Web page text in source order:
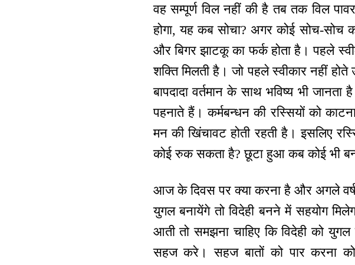
वह सम्पूर्ण विल नहीं की है तब तक विल
होगा, यह कब सोचा? अगर कोई सोच-
और बिगर झाटकू का फर्क होता है। पहले
शक्ति मिलती है। जो पहले स्वीकार नहीं होते
बापदादा वर्तमान के साथ भविष्य भी
पहनाते हैं। कर्मबन्धन की रस्सियों को
मन की खिंचावट होती रहती है। इसलिए
कोई रुक सकता है? छूटा हुआ कब कोई भी
आज के दिवस पर क्या करना है और अगले वर्ष
युगल बनायेंगे तो विदेही बनने में सहयोग
आती तो समझना चाहिए कि विदेही को
सहज करे। सहज बातों को पार करना